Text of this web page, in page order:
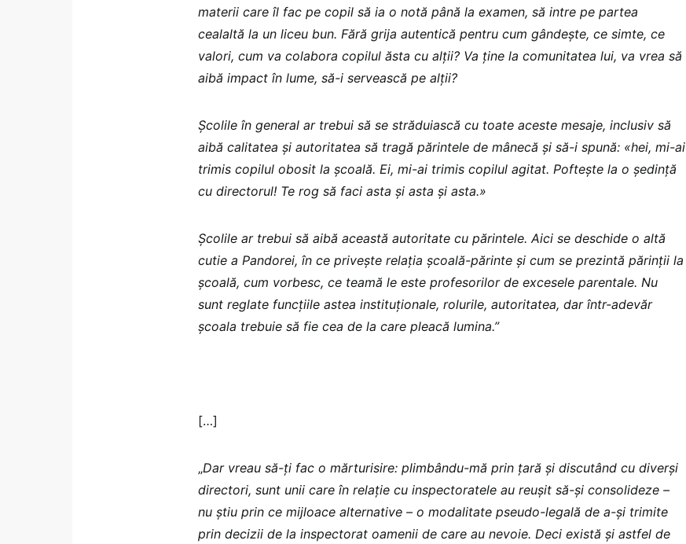
materii care îl fac pe copil să ia o notă până la examen, să intre pe partea
cealaltă la un liceu bun. Fără grija autentică pentru cum gândește, ce simte, ce
valori, cum va colabora copilul ăsta cu alții? Va ține la comunitatea lui, va vrea să
aibă impact în lume, să-i servească pe alții?
Școlile în general ar trebui să se străduiască cu toate aceste mesaje, inclusiv să
aibă calitatea și autoritatea să tragă părintele de mânecă și să-i spună: «hei, mi-ai
trimis copilul obosit la școală. Ei, mi-ai trimis copilul agitat. Poftește la o ședință
cu directorul! Te rog să faci asta și asta și asta.»
Școlile ar trebui să aibă această autoritate cu părintele. Aici se deschide o altă
cutie a Pandorei, în ce privește relația școală-părinte și cum se prezintă părinții la
școală, cum vorbesc, ce teamă le este profesorilor de excesele parentale. Nu
sunt reglate funcțiile astea instituționale, rolurile, autoritatea, dar într-adevăr
școala trebuie să fie cea de la care pleacă lumina.”
[…]
„Dar vreau să-ți fac o mărturisire: plimbându-mă prin țară și discutând cu diverși
directori, sunt unii care în relație cu inspectoratele au reușit să-și consolideze –
nu știu prin ce mijloace alternative – o modalitate pseudo-legală de a-și trimite
prin decizii de la inspectorat oamenii de care au nevoie. Deci există și astfel de